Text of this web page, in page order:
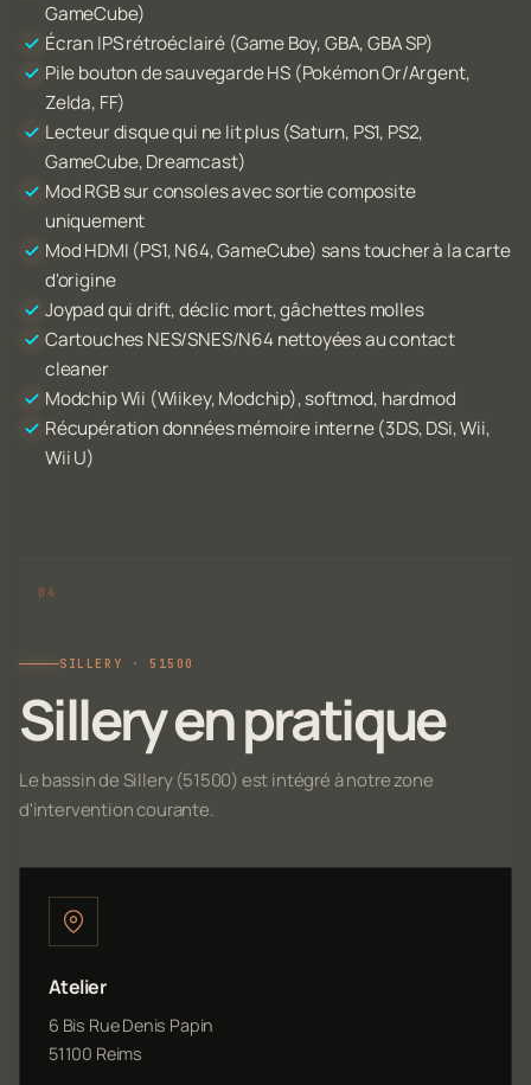
GameCube)
Écran IPS rétroéclairé (Game Boy, GBA, GBA SP)
Pile bouton de sauvegarde HS (Pokémon Or/Argent,
Zelda, FF)
Lecteur disque qui ne lit plus (Saturn, PS1, PS2,
GameCube, Dreamcast)
Mod RGB sur consoles avec sortie composite
uniquement
Mod HDMI (PS1, N64, GameCube) sans toucher à la carte
d'origine
Joypad qui drift, déclic mort, gâchettes molles
Cartouches NES/SNES/N64 nettoyées au contact
cleaner
Modchip Wii (Wiikey, Modchip), softmod, hardmod
Récupération données mémoire interne (3DS, DSi, Wii,
Wii U)
SILLERY · 51500
Sillery en pratique
Le bassin de Sillery (51500) est intégré à notre zone
d'intervention courante.
Atelier
6 Bis Rue Denis Papin
51100 Reims